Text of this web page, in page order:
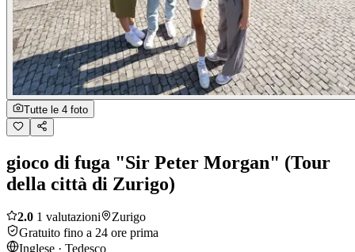
Tutte le 4 foto
gioco di fuga "Sir Peter Morgan" (Tour
della città di Zurigo)
2.0 1 valutazioni
Zurigo
Gratuito fino a 24 ore prima
Inglese · Tedesco